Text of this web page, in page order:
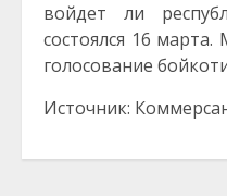
войдет ли
состоялся 16
голосование
Источник: